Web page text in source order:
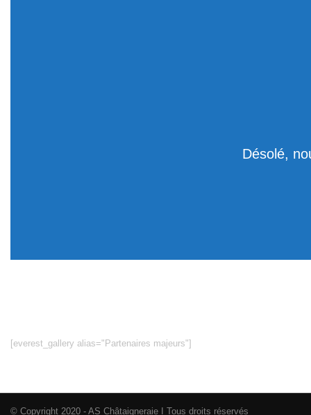
Désolé,
[everest_gallery alias="Partenaires majeurs"]
© Copyright 2020 - AS Châtaigneraie I Tous droits réservés